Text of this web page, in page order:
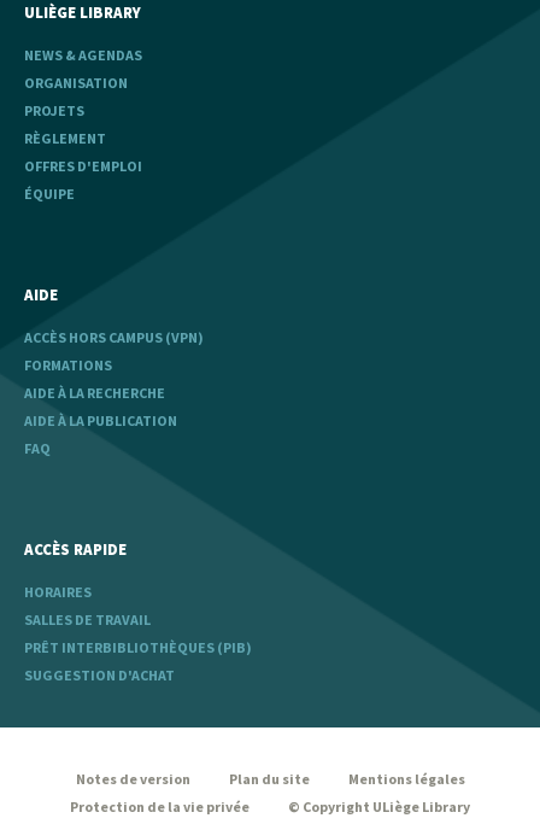
ULIÈGE LIBRARY
NEWS & AGENDAS
ORGANISATION
PROJETS
RÈGLEMENT
OFFRES D'EMPLOI
ÉQUIPE
AIDE
ACCÈS HORS CAMPUS (VPN)
FORMATIONS
AIDE À LA RECHERCHE
AIDE À LA PUBLICATION
FAQ
ACCÈS RAPIDE
HORAIRES
SALLES DE TRAVAIL
PRÊT INTERBIBLIOTHÈQUES (PIB)
SUGGESTION D'ACHAT
Notes de version Plan du site
Mentions légales
Protection de la vie privée
© Copyright ULiège Library